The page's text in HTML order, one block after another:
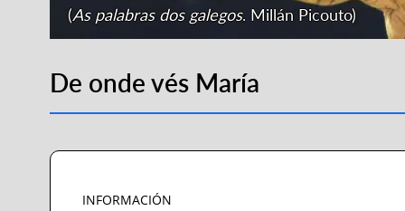
(As palabras dos galegos. Millán Picouto)
De onde vés María
INFORMACIÓN